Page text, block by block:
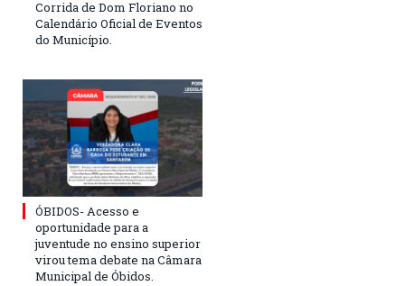
Corrida de Dom Floriano no
Calendário Oficial de Eventos
do Município.
ÓBIDOS- Acesso e
oportunidade para a
juventude no ensino superior
virou tema debate na Câmara
Municipal de Óbidos.